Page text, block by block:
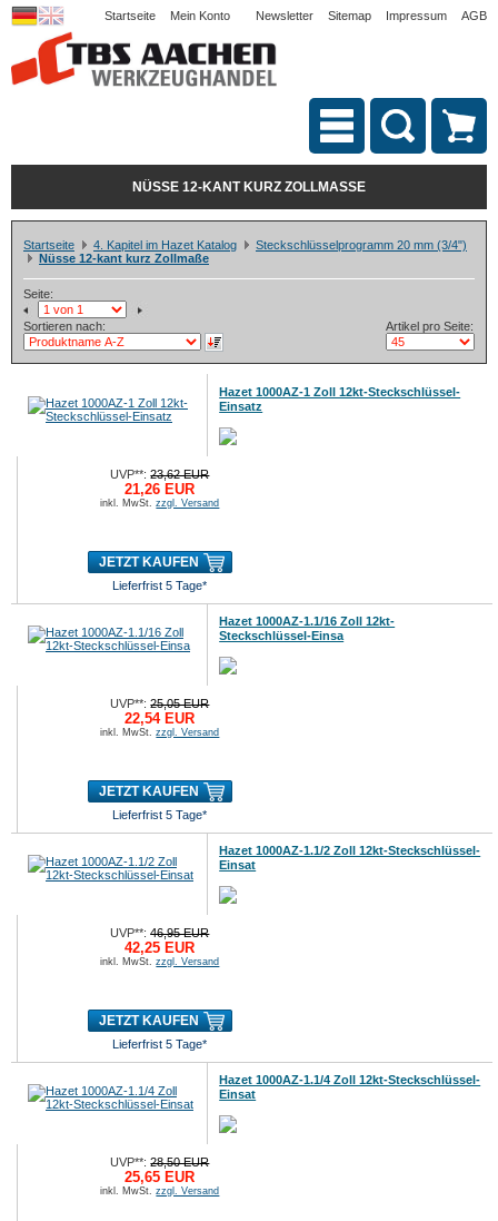
Startseite Mein Konto Newsletter Sitemap Impressum AGB
NÜSSE 12-KANT KURZ ZOLLMASSE
Startseite 4. Kapitel im Hazet Katalog
Steckschlüsselprogramm 20 mm (3/4")
Nüsse 12-kant kurz Zollmaße
Seite:
Sortieren nach: Artikel pro Seite:
Hazet 1000AZ-1 Zoll 12kt-Steckschlüssel-
Einsatz
UVP**:23,62 EUR
21,26 EUR
inkl. MwSt.zzgl. Versand
JETZT KAUFEN
Lieferfrist 5 Tage*
Hazet 1000AZ-1.1/16 Zoll 12kt-
Steckschlüssel-Einsa
UVP**:25,05 EUR
22,54 EUR
inkl. MwSt.zzgl. Versand
JETZT KAUFEN
Lieferfrist 5 Tage*
Hazet 1000AZ-1.1/2 Zoll 12kt-Steckschlüssel-
Einsat
UVP**:46,95 EUR
42,25 EUR
inkl. MwSt.zzgl. Versand
JETZT KAUFEN
Lieferfrist 5 Tage*
Hazet 1000AZ-1.1/4 Zoll 12kt-Steckschlüssel-
Einsat
UVP**:28,50 EUR
25,65 EUR
inkl. MwSt.zzgl. Versand